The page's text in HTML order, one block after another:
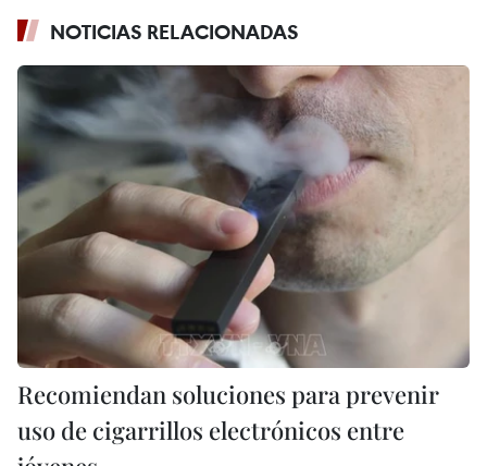
NOTICIAS RELACIONADAS
Recomiendan soluciones para prevenir
uso de cigarrillos electrónicos entre